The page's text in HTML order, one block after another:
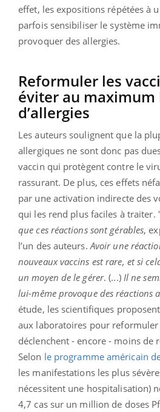
effet, les expositions répétées à
parfois sensibiliser le système
provoquer des allergies.
Reformuler les
éviter au maximum
d’allergies
Les auteurs soulignent que la
allergiques ne sont donc pas
vaccin qui protègent contre le
rassurant. De plus, ces effets
par une activation indirecte des
qui les rend plus faciles à traiter.
que ces réactions sont gérables,
l’un des auteurs. Avoir une
nouveaux vaccins est rare, et si
un moyen de le gérer. (...) Il ne
lui-même provoque des réactions
étude, les scientifiques
aux laboratoires pour reformuler
déclenchent - encore - moins de
Selon le programme américain
les manifestations les plus
nécessitent une hospitalisation)
4,7 cas sur un million de doses